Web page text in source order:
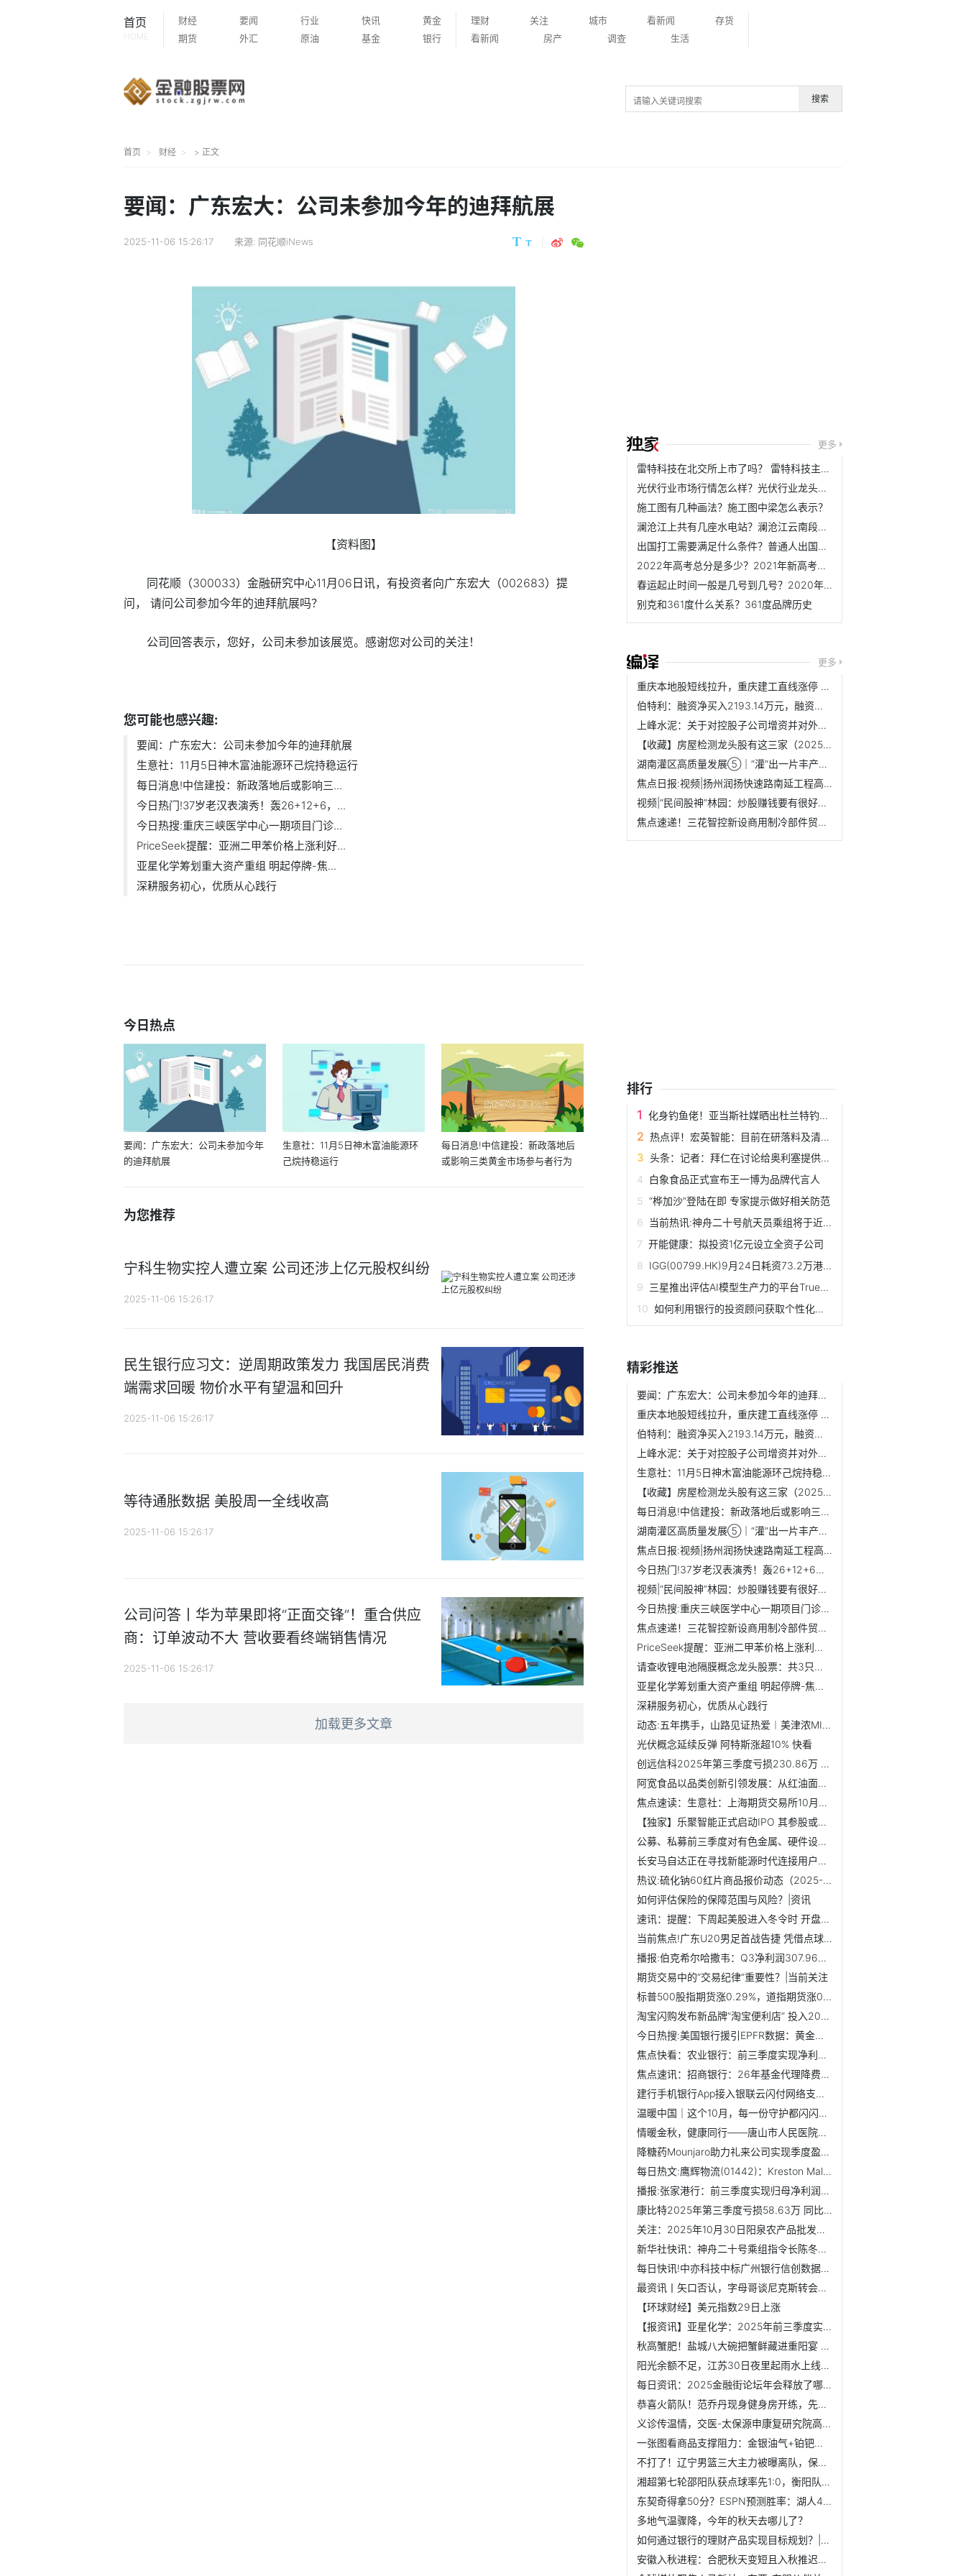
首页
HOME
财经 要闻 行业 快讯
黄金
期货
外汇 原油 基金 银行
理财 关注 城市 看新闻
存货
看新闻
房产 调查 生活
搜索
首页 财经 > 正文
要闻：广东宏大：公司未参加今年的迪拜航展
2025-11-06 15:26:17 来源: 同花顺iNews
【资料图】
同花顺（300033）金融研究中心11月06日讯，有投资者向广东宏大（002683）提
问， 请问公司参加今年的迪拜航展吗？
公司回答表示，您好，公司未参加该展览。感谢您对公司的关注！
您可能也感兴趣:
要闻：广东宏大：公司未参加今年的迪拜航展
生意社：11月5日神木富油能源环己烷持稳运行
每日消息!中信建投：新政落地后或影响三...
今日热门!37岁老汉表演秀！轰26+12+6，...
今日热搜:重庆三峡医学中心一期项目门诊...
PriceSeek提醒：亚洲二甲苯价格上涨利好...
亚星化学筹划重大资产重组 明起停牌-焦...
深耕服务初心，优质从心践行
今日热点
要闻：广东宏大：公司未参加今年
的迪拜航展
生意社：11月5日神木富油能源环
己烷持稳运行
每日消息!中信建投：新政落地后
或影响三类黄金市场参与者行为
为您推荐
宁科生物实控人遭立案 公司还涉上亿元股权纠纷
2025-11-06 15:26:17
民生银行应习文：逆周期政策发力 我国居民消费
端需求回暖 物价水平有望温和回升
2025-11-06 15:26:17
等待通胀数据 美股周一全线收高
2025-11-06 15:26:17
公司问答丨华为苹果即将“正面交锋”！重合供应
商：订单波动不大 营收要看终端销售情况
2025-11-06 15:26:17
加载更多文章
更多
雷特科技在北交所上市了吗？ 雷特科技主营业务是什么？
光伏行业市场行情怎么样？光伏行业龙头公司下半年表现如何？
施工图有几种画法？施工图中梁怎么表示？
澜沧江上共有几座水电站？澜沧江云南段水电站介绍
出国打工需要满足什么条件？普通人出国打工需要办理哪些手续？
2022年高考总分是多少？2021年新高考满分是多少？
春运起止时间一般是几号到几号？2020年春运起止时间表
别克和361度什么关系？361度品牌历史
更多
重庆本地股短线拉升，重庆建工直线涨停 快资讯
伯特利：融资净买入2193.14万元，融资余额5.31亿元（11-05）
上峰水泥：关于对控股子公司增资并对外收购资产的议案
【收藏】房屋检测龙头股有这三家（2025/11/4）
湖南灌区高质量发展⑤｜“灌”出一片丰产田_动态
焦点日报:视频|扬州润扬快速路南延工程高架桥完成沥青摊铺，...
视频|“民间股神”林园：炒股赚钱要有很好的认知，凡是跟我观...
焦点速递！三花智控新设商用制冷部件贸易公司
排行
化身钓鱼佬！亚当斯社媒晒出杜兰特钓上了一米长的大鱼|每日热门
热点评！宏英智能：目前在研落料及清扫机器人
头条：记者：拜仁在讨论给奥利塞提供新合同，但尚未与球员团...
白象食品正式宣布王一博为品牌代言人
“桦加沙”登陆在即 专家提示做好相关防范
当前热讯:神舟二十号航天员乘组将于近日择机实施第四次出舱活动
开能健康：拟投资1亿元设立全资子公司
IGG(00799.HK)9月24日耗资73.2万港元回购16万股
三星推出评估AI模型生产力的平台TrueBench_视点
如何利用银行的投资顾问获取个性化服务？ 每日观察
精彩推送
要闻：广东宏大：公司未参加今年的迪拜航展
重庆本地股短线拉升，重庆建工直线涨停 快资讯
伯特利：融资净买入2193.14万元，融资余额5.31亿元（11-05）
上峰水泥：关于对控股子公司增资并对外收购资产的议案
生意社：11月5日神木富油能源环己烷持稳运行
【收藏】房屋检测龙头股有这三家（2025/11/4）
每日消息!中信建投：新政落地后或影响三类黄金市场参与者行为
湖南灌区高质量发展⑤｜“灌”出一片丰产田_动态
焦点日报:视频|扬州润扬快速路南延工程高架桥完成沥青摊铺，...
今日热门!37岁老汉表演秀！轰26+12+6，威少拒347万真相曝光，...
视频|“民间股神”林园：炒股赚钱要有很好的认知，凡是跟我观...
今日热搜:重庆三峡医学中心一期项目门诊试运行暨诺贝尔奖工作...
焦点速递！三花智控新设商用制冷部件贸易公司
PriceSeek提醒：亚洲二甲苯价格上涨利好 焦点简讯
请查收锂电池隔膜概念龙头股票：共3只值得珍藏（2025/11/3）|...
亚星化学筹划重大资产重组 明起停牌-焦点热闻
深耕服务初心，优质从心践行
动态:五年携手，山路见证热爱︱美津浓MIZUNO携手西湖跑山赛，...
光伏概念延续反弹 阿特斯涨超10% 快看
创远信科2025年第三季度亏损230.86万 研发费用较上年同期有所减少
阿宽食品以品类创新引领发展：从红油面皮到土豆泥泥面、魔芋...
焦点速读：生意社：上海期货交易所10月31日铜仓单上涨
【独家】乐聚智能正式启动IPO 其参股或产业链公司一览
公募、私募前三季度对有色金属、硬件设备等行业青睐有加
长安马自达正在寻找新能源时代连接用户的新方式 焦点播报
热议:硫化钠60红片商品报价动态（2025-11-02）
如何评估保险的保障范围与风险？|资讯
速讯：提醒：下周起美股进入冬令时 开盘收盘延后一小时
当前焦点!广东U20男足首战告捷 凭借点球1∶0险胜辽宁
播报:伯克希尔哈撒韦：Q3净利润307.96亿美元 现金储备达3816.7亿美元
期货交易中的“交易纪律”重要性？|当前关注
标普500股指期货涨0.29%，道指期货涨0.15%
淘宝闪购发布新品牌“淘宝便利店” 投入20亿共建闪购仓生态-要闻
今日热搜:美国银行援引EPFR数据：黄金基金周流出75亿美元 创...
焦点快看：农业银行：前三季度实现净利润2223.23亿元 同比增长3.28%
焦点速讯：招商银行：26年基金代理降费压力将显现 坚持高胜...
建行手机银行App接入银联云闪付网络支付平台 双App共享惠民...
温暖中国｜这个10月，每一份守护都闪闪发光！
情暖金秋，健康同行——唐山市人民医院多学科专家团走进德源...
降糖药Mounjaro助力礼来公司实现季度盈利大增_每日消息
每日热文:鹰辉物流(01442)：Kreston Malaysia辞任核数师
播报:张家港行：前三季度实现归母净利润15.72亿元，同比增长5.79%
康比特2025年第三季度亏损58.63万 同比由盈转亏 看点
关注：2025年10月30日阳泉农产品批发市场有限公司价格行情
新华社快讯：神舟二十号乘组指令长陈冬成为首个在轨驻留时间...
每日快讯!中亦科技中标广州银行信创数据库采购项目
最资讯丨矢口否认，字母哥谈尼克斯转会流言：这是谁说的？我...
【环球财经】美元指数29日上涨
【报资讯】亚星化学：2025年前三季度实现营业总收入6.41亿元
秋高蟹肥！盐城八大碗把蟹鲜藏进重阳宴 微资讯
阳光余额不足，江苏30日夜里起雨水上线-聚看点
每日资讯：2025金融街论坛年会释放了哪些重要政策信号？
恭喜火箭队！范乔丹现身健身房开练，先从力量练起，恢复堪称神速
义诊传温情，交医-太保源申康复研究院高级医疗专家团大型义诊...
一张图看商品支撑阻力：金银油气+铂钯铜农产品期货(202510月2...
不打了！辽宁男篮三大主力被曝离队，保送广东队躺着夺冠！
湘超第七轮邵阳队获点球率先1:0，衡阳队粉丝大喊“搞回来！”
东契奇得拿50分？ESPN预测胜率：湖人48.4%，国王51.6% 微速讯
多地气温骤降，今年的秋天去哪儿了？
如何通过银行的理财产品实现目标规划？|每日热点
安徽入秋进程：合肥秋天变短且入秋推迟，全省南北差异显著